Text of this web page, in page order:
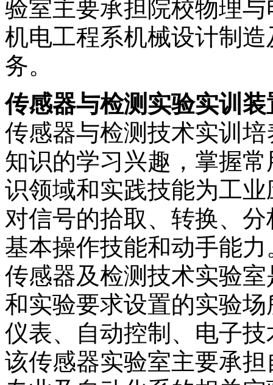
验室主要承担院校物理
机电工程系机械设计制
务。
传感器与检测实验实训
传感器与检测技术实训
知识的学习兴趣，掌握
识领域和实践技能为工
对信号的拾取、转换、
基本操作技能和动手能力
传感器及检测技术实验
和实验要求设置的实验
仪表、自动控制、电子
该传感器实验室主要承